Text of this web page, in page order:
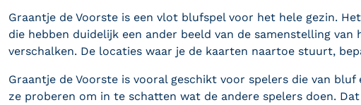
Graantje de Voorste is een vlot blufspel voor het hele gezin.
die hebben duidelijk een ander beeld van de samenstelling
verschalken. De locaties waar je de kaarten naartoe stuurt,
Graantje de Voorste is vooral geschikt voor spelers die van bluf
ze proberen om in te schatten wat de andere spelers doen.